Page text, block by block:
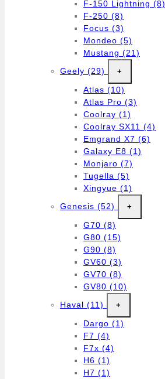
F-150 Lightning (8)
F-250 (8)
Focus (3)
Mondeo (5)
Mustang (21)
Geely (29) +
Atlas (10)
Atlas Pro (3)
Coolray (1)
Coolray SX11 (4)
Emgrand X7 (6)
Galaxy E8 (1)
Monjaro (7)
Tugella (5)
Xingyue (1)
Genesis (52) +
G70 (8)
G80 (15)
G90 (8)
GV60 (3)
GV70 (8)
GV80 (10)
Haval (11) +
Dargo (1)
F7 (4)
F7x (4)
H6 (1)
H7 (1)